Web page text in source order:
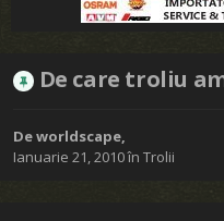
De care troliu
Deworldscape,
Ianuarie 21, 2010în Trolii